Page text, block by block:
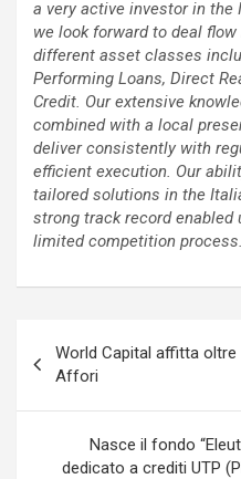
a very active investor in the
we look forward to deal
different asset classes
Performing Loans, Direct
Credit. Our extensive
combined with a local
deliver consistently with
efficient execution. Our
tailored solutions in the
strong track record
limited competition
articoli
World Capital affitta
Affori
Nasce il fondo
dedicato a crediti UTP